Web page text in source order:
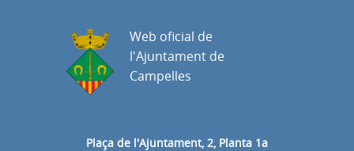
Plaça de l'Ajuntament, 2, Planta 1a
Web oficial de
l'Ajuntament de
Campelles